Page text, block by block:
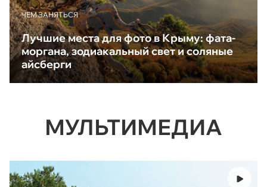
ЧЕМ ЗАНЯТЬСЯ
Лучшие места для фото в Крыму: фата-
моргана, зодиакальный свет и соляные
айсберги
МУЛЬТИМЕДИА